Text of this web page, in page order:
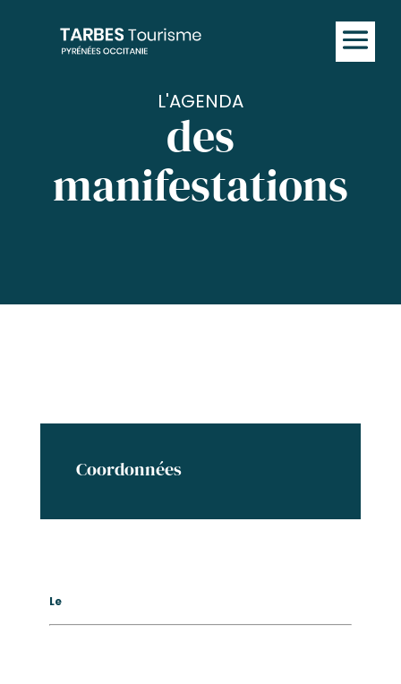
L'AGENDA
des
manifestations
Coordonnées
Le